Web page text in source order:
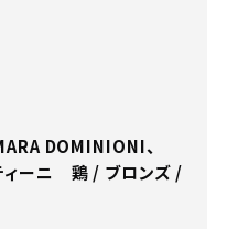
DOMINIONI、
ィーニ 鶏 / ブロンズ /